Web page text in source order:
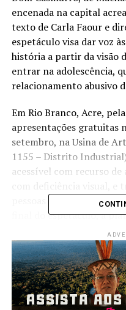
encenada na capital
texto de Carla Faour e
espetáculo visa dar voz
história a partir da visão
entrar na adolescência,
relacionamento abusivo
Em Rio Branco, Acre,
apresentações gratuitas
setembro, na Usina de
1155 – Distrito
acessível com recurso de
pessoas com deficiência
final do espetáculo, a
de conversa sobre o
realizada na bilheteria
da peça. Na segunda-
apresentação exclusiva
de ensino e projetos